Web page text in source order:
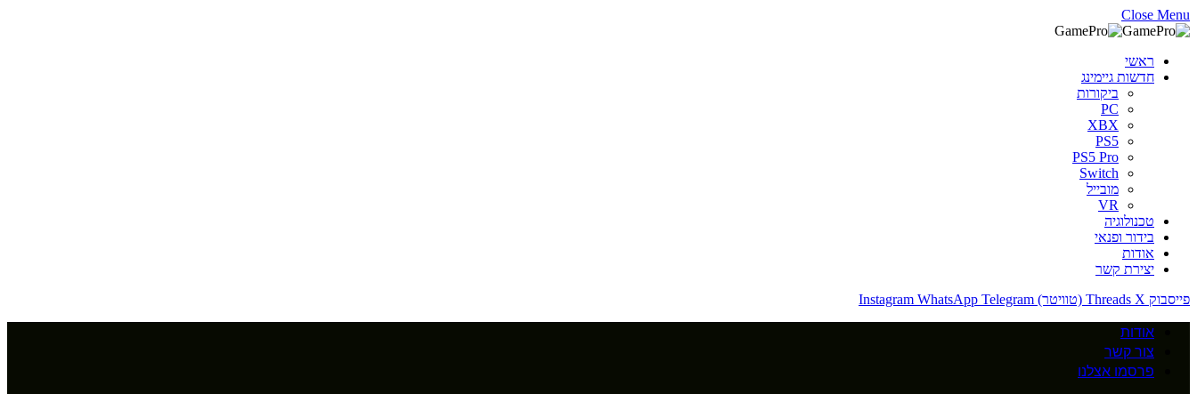
Close Menu
ראשי
חדשות גיימינג
ביקורות
PC
XBX
PS5
PS5 Pro
Switch
מובייל
VR
טכנולוגיה
בידור ופנאי
אודות
יצירת קשר
פייסבוק
Threads X (טוויטר) Instagram WhatsApp Telegram
אודות
צור קשר
פרסמו אצלנו